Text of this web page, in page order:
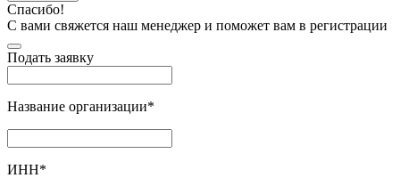
Спасибо!
С вами свяжется наш менеджер и поможет вам в регистрации
Подать заявку
Название организации*
ИНН*